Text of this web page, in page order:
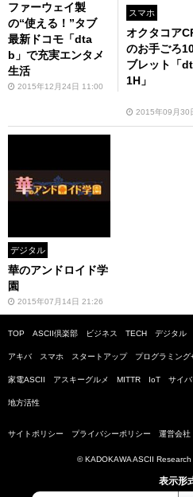
ファーウェイ製
の“使える！”タブ
最新ドコモ「dta
b」で充実エンタメ
生活
2015年12月24日 11:00
スマホ
オクタコア
のお手ごろ
ブレット「
1H」
2015年09月30
デジタル
華のアンドロイド学
園
2015年07月14日 21:26
TOP ASCII倶楽部 ビジネス TECH デジタル
アキバ スマホ スタートアップ プログラミング
家電ASCII アスキーグルメ MITTR IoT サイ
地方活性
サイトポリシー プライバシーポリシー 運営会社
© KADOKAWA ASCII
表示形